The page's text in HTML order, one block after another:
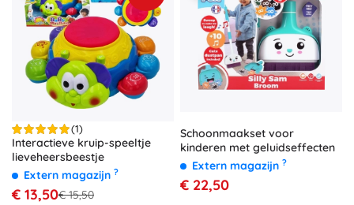
(1)
Interactieve kruip-speeltje
lieveheersbeestje
Extern magazijn ?
€ 13,50€ 15,50
Schoonmaakset voor
kinderen met geluidseffecten
Extern magazijn ?
€ 22,50